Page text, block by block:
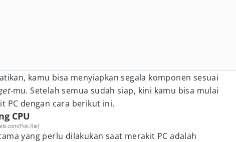
kamu bisa menyiapkan segala komponen sesuai
mu. Setelah semua sudah siap, kini kamu bisa mulai
PC dengan cara berikut ini.
CPU
Pok Rie)
yang perlu dilakukan saat merakit PC adalah